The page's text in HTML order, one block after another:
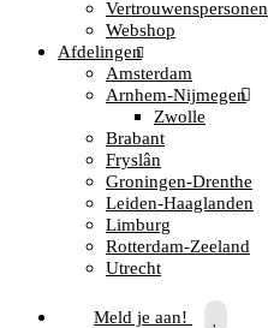
Vertrouwenspersonen
Webshop
Afdelingen
Amsterdam
Arnhem-Nijmegen
Zwolle
Brabant
Fryslân
Groningen-Drenthe
Leiden-Haaglanden
Limburg
Rotterdam-Zeeland
Utrecht
Meld je aan!